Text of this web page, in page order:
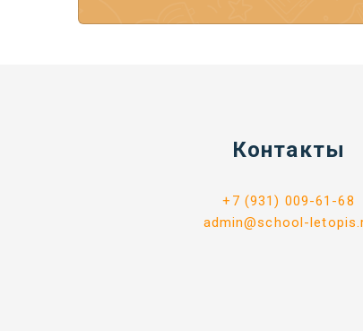
Контакты
+7 (931) 009-61-68
admin@school-